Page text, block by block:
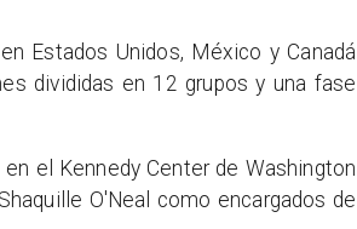
Estados Unidos, México y Canadá
divididas en 12 grupos y una fase
el Kennedy Center de Washington
O'Neal como encargados de